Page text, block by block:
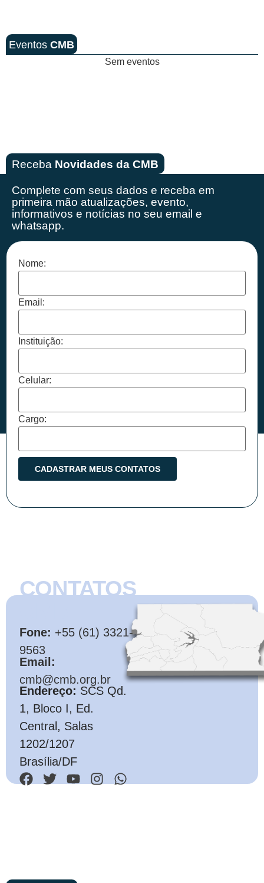
Eventos CMB
Sem eventos
Receba Novidades da CMB
Complete com seus dados e receba em
primeira mão atualizações, evento,
informativos e notícias no seu email e
whatsapp.
Nome:
Email:
Instituição:
Celular:
Cargo:
CONTATOS
Fone: +55 (61) 3321-
9563
Email:
cmb@cmb.org.br
Endereço: SCS Qd.
1, Bloco I, Ed.
Central, Salas
1202/1207
Brasília/DF